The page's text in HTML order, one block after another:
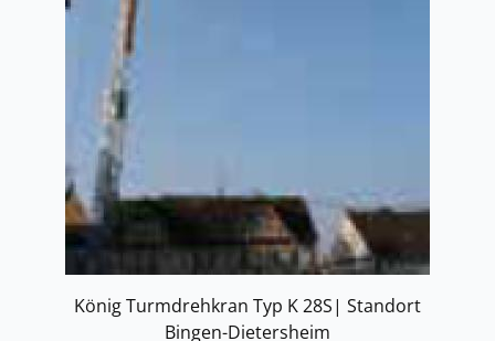
König Turmdrehkran Typ K 28S| Standort
Bingen-Dietersheim